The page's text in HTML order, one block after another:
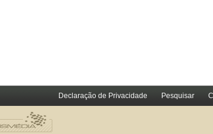
Declaração de Privacidade Pesquisar